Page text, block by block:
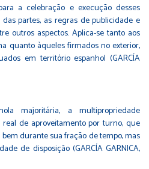
a celebração e execução desses
partes, as regras de publicidade e
outros aspectos. Aplica-se tanto aos
quanto àqueles firmados no exterior,
em território espanhol (GARCÍA
majoritária, a multipropriedade
de aproveitamento por turno, que
durante sua fração de tempo, mas
de disposição (GARCÍA GARNICA,